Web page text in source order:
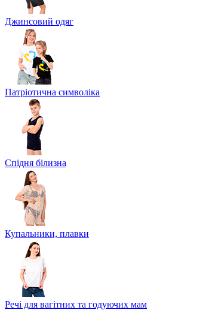
Джинсовий одяг
Патріотична символіка
Спідня білизна
Купальники, плавки
Речі для вагітних та годуючих мам